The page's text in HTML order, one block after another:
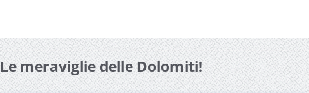
Le meraviglie delle Dolomiti!